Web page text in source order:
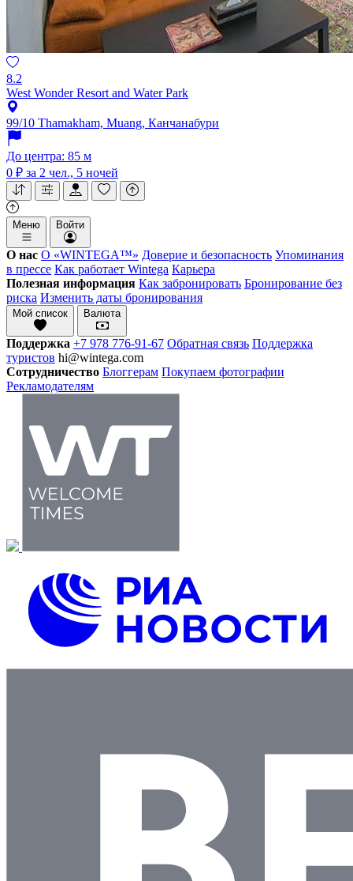
8.2
West Wonder Resort and Water Park
99/10 Thamakham, Muang, Канчанабури
До центра: 85 м
0 ₽ за 2 чел., 5 ночей
Меню Войти
О нас О «WINTEGA™» Доверие и безопасность Упоминания
в прессе Как работает Wintega Карьера
Полезная информация Как забронировать Бронирование без
риска Изменить даты бронирования
Мой список Валюта
Поддержка +7 978 776-91-67 Обратная связь Поддержка
туристов hi@wintega.com
Сотрудничество Блоггерам Покупаем фотографии
Рекламодателям